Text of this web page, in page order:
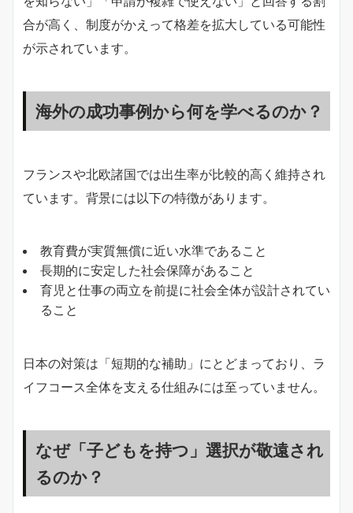
合が高く、制度がかえって格差を拡大している可能性
が示されています。
海外の成功事例から何を学べるのか？
フランスや北欧諸国では出生率が比較的高く維持され
ています。背景には以下の特徴があります。
教育費が実質無償に近い水準であること
長期的に安定した社会保障があること
育児と仕事の両立を前提に社会全体が設計されてい
ること
日本の対策は「短期的な補助」にとどまっており、ラ
イフコース全体を支える仕組みには至っていません。
なぜ「子どもを持つ」選択が敬遠され
るのか？